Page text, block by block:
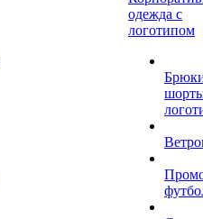
одежда с
логотипом